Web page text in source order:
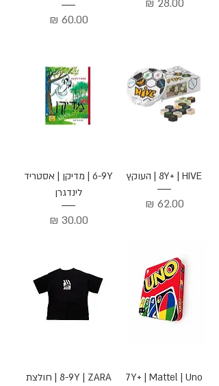
מחיר
8Y+ | HIVE | העוקץ
מחיר
6-9Y | מדיקן | אסטריד
לינדגרן
מחיר
7Y+ | Mattel | Uno
8-9Y | ZARA | חולצת